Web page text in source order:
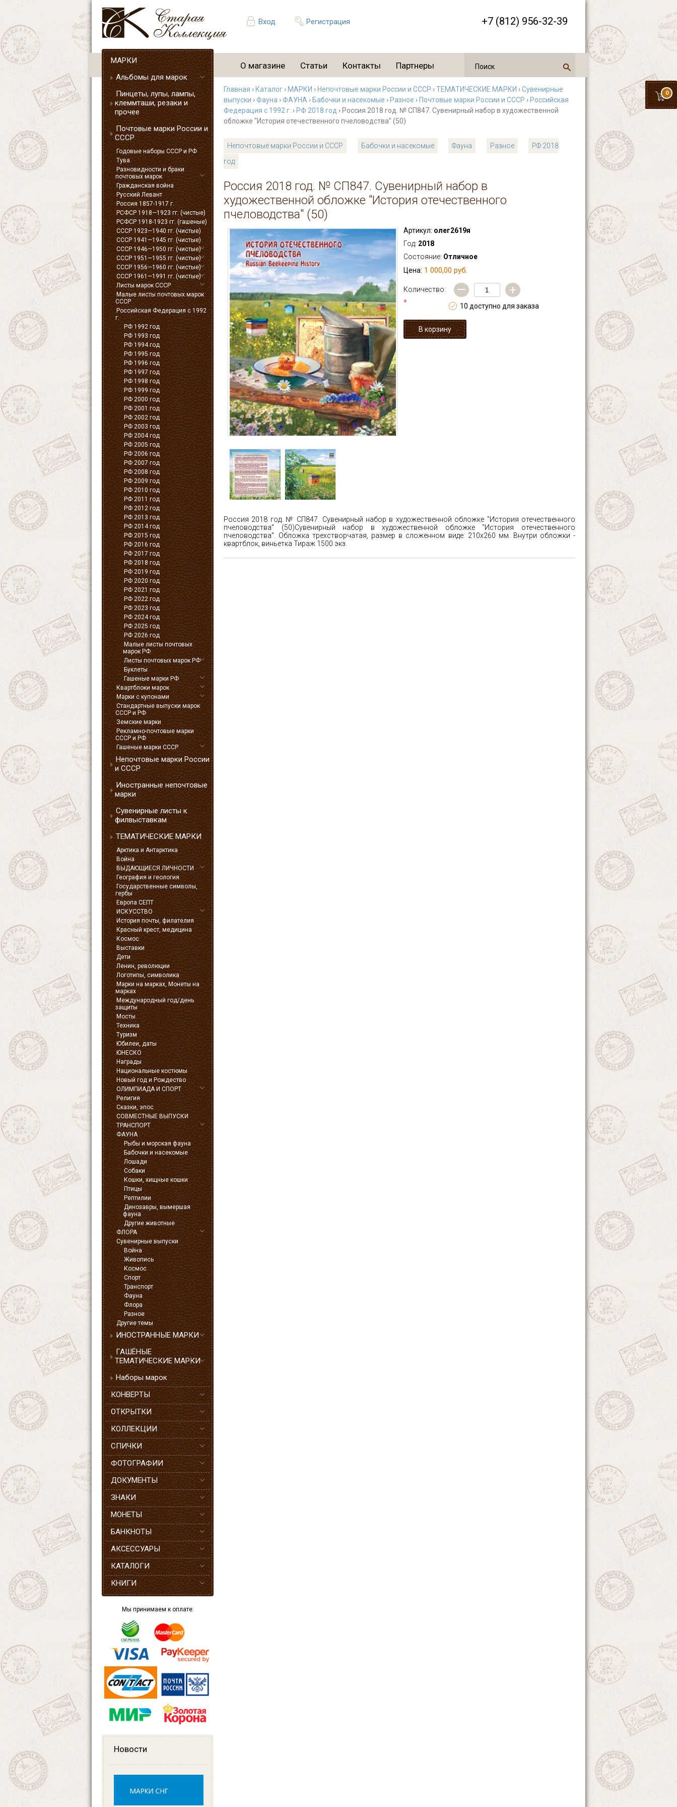
Вход Регистрация +7 (812) 956-32-39
0
О магазине Статьи Контакты Партнеры
МАРКИ
Альбомы для марок
Пинцеты, лупы, лампы,
клеммташи, резаки и
прочее
Почтовые марки России и
СССР
Годовые наборы СССР и РФ
Тува
Разновидности и браки
почтовых марок
Гражданская война
Русский Левант
Россия 1857-1917 г.
РСФСР 1918—1923 гг. (чистые)
РСФСР 1918-1923 гг. (гашеные)
СССР 1923—1940 гг. (чистые)
СССР 1941—1945 гг. (чистые)
СССР 1946—1950 гг. (чистые)
СССР 1951—1955 гг. (чистые)
СССР 1956—1960 гг. (чистые)
СССР 1961—1991 гг. (чистые)
Листы марок СССР
Малые листы почтовых марок
СССР
Российская Федерация с 1992
г.
РФ 1992 год
РФ 1993 год
РФ 1994 год
РФ 1995 год
РФ 1996 год
РФ 1997 год
РФ 1998 год
РФ 1999 год
РФ 2000 год
РФ 2001 год
РФ 2002 год
РФ 2003 год
РФ 2004 год
РФ 2005 год
РФ 2006 год
РФ 2007 год
РФ 2008 год
РФ 2009 год
РФ 2010 год
РФ 2011 год
РФ 2012 год
РФ 2013 год
РФ 2014 год
РФ 2015 год
РФ 2016 год
РФ 2017 год
РФ 2018 год
РФ 2019 год
РФ 2020 год
РФ 2021 год
РФ 2022 год
РФ 2023 год
РФ 2024 год
РФ 2025 год
РФ 2026 год
Малые листы почтовых
марок РФ
Листы почтовых марок РФ
Буклеты
Гашеные марки РФ
Квартблоки марок
Марки с купонами
Стандартные выпуски марок
СССР и РФ
Земские марки
Рекламно-почтовые марки
СССР и РФ
Гашеные марки СССР
Непочтовые марки России
и СССР
Иностранные непочтовые
марки
Сувенирные листы к
филвыставкам
ТЕМАТИЧЕСКИЕ МАРКИ
Арктика и Антарктика
Война
ВЫДАЮЩИЕСЯ ЛИЧНОСТИ
География и геология
Государственные символы,
гербы
Европа СЕПТ
ИСКУССТВО
История почты, филателия
Красный крест, медицина
Космос
Выставки
Дети
Ленин, революции
Логотипы, символика
Марки на марках, Монеты на
марках
Международный год/день
защиты
Мосты
Техника
Туризм
Юбилеи, даты
ЮНЕСКО
Награды
Национальные костюмы
Новый год и Рождество
ОЛИМПИАДА И СПОРТ
Религия
Сказки, эпос
СОВМЕСТНЫЕ ВЫПУСКИ
ТРАНСПОРТ
ФАУНА
Рыбы и морская фауна
Бабочки и насекомые
Лошади
Собаки
Кошки, хищные кошки
Птицы
Рептилии
Динозавры, вымершая
фауна
Другие животные
ФЛОРА
Сувенирные выпуски
Война
Живопись
Космос
Спорт
Транспорт
Фауна
Флора
Разное
Другие темы
ИНОСТРАННЫЕ МАРКИ
ГАШЁНЫЕ
ТЕМАТИЧЕСКИЕ МАРКИ
Наборы марок
КОНВЕРТЫ
ОТКРЫТКИ
КОЛЛЕКЦИИ
СПИЧКИ
ФОТОГРАФИИ
ДОКУМЕНТЫ
ЗНАКИ
МОНЕТЫ
БАНКНОТЫ
АКСЕССУАРЫ
КАТАЛОГИ
КНИГИ
Мы принимаем к оплате:
Новости
Главная › Каталог › МАРКИ › Непочтовые марки России и СССР ›ТЕМАТИЧЕСКИЕ МАРКИ ›Сувенирные
выпуски ›Фауна ›ФАУНА › Бабочки и насекомые › Разное › Почтовые марки России и СССР › Российская
Федерация с 1992 г. › РФ 2018 год › Россия 2018 год. № СП847. Сувенирный набор в художественной
обложке "История отечественного пчеловодства" (50)
Непочтовые марки России и СССР Бабочки и насекомые Фауна Разное
РФ 2018
год
Россия 2018 год. № СП847. Сувенирный набор в
художественной обложке "История отечественного
пчеловодства" (50)
Артикул: олег2619я
Год: 2018
Состояние: Отличное
Цена: 1 000,00 руб.
Количество:
*
— +
10 доступно для заказа
Россия 2018 год. № СП847. Сувенирный набор в художественной обложке "История отечественного
пчеловодства" (50)Сувенирный набор в художественной обложке "История отечественного
пчеловодства". Обложка трехстворчатая, размер в сложенном виде: 210х260 мм. Внутри обложки -
квартблок, виньетка Тираж 1500 экз.